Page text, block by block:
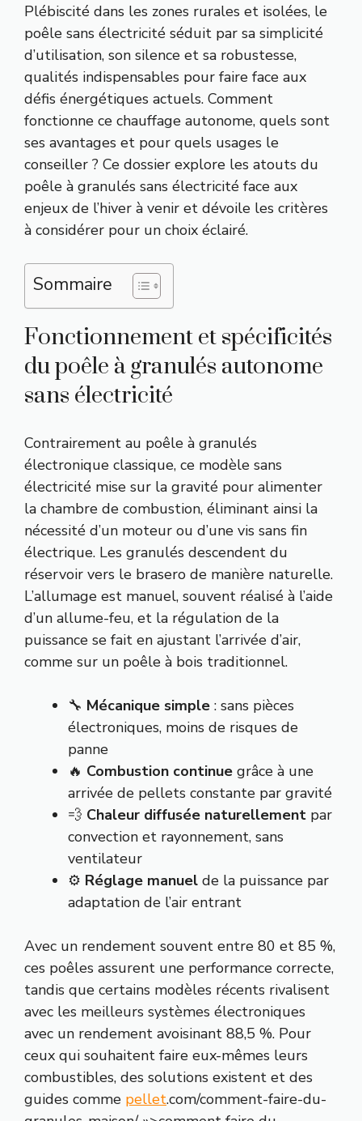
Plébiscité dans les zones rurales et isolées, le
poêle sans électricité séduit par sa simplicité
d’utilisation, son silence et sa robustesse,
qualités indispensables pour faire face aux
défis énergétiques actuels. Comment
fonctionne ce chauffage autonome, quels sont
ses avantages et pour quels usages le
conseiller ? Ce dossier explore les atouts du
poêle à granulés sans électricité face aux
enjeux de l’hiver à venir et dévoile les critères
à considérer pour un choix éclairé.
Sommaire
Fonctionnement et spécificités
du poêle à granulés autonome
sans électricité
Contrairement au poêle à granulés
électronique classique, ce modèle sans
électricité mise sur la gravité pour alimenter
la chambre de combustion, éliminant ainsi la
nécessité d’un moteur ou d’une vis sans fin
électrique. Les granulés descendent du
réservoir vers le brasero de manière naturelle.
L’allumage est manuel, souvent réalisé à l’aide
d’un allume-feu, et la régulation de la
puissance se fait en ajustant l’arrivée d’air,
comme sur un poêle à bois traditionnel.
🔧 Mécanique simple : sans pièces
électroniques, moins de risques de
panne
🔥 Combustion continue grâce à une
arrivée de pellets constante par gravité
💨 Chaleur diffusée naturellement par
convection et rayonnement, sans
ventilateur
⚙️ Réglage manuel de la puissance par
adaptation de l’air entrant
Avec un rendement souvent entre 80 et 85 %,
ces poêles assurent une performance correcte,
tandis que certains modèles récents rivalisent
avec les meilleurs systèmes électroniques
avec un rendement avoisinant 88,5 %. Pour
ceux qui souhaitent faire eux-mêmes leurs
combustibles, des solutions existent et des
guides comme pellet.com/comment-faire-du-